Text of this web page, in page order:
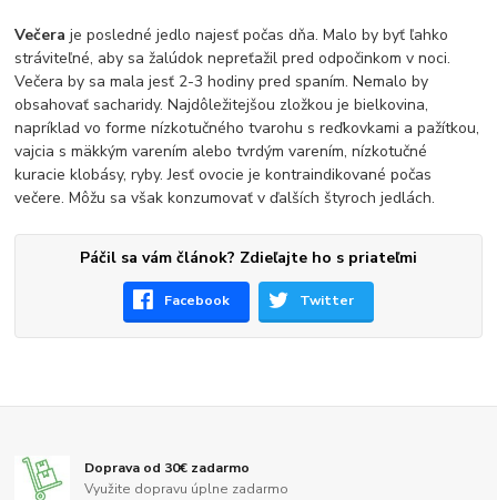
Večeraje posledné jedlo najesť počas dňa. Malo by byť ľahko
stráviteľné, aby sa žalúdok nepreťažil pred odpočinkom v noci.
Večera by sa mala jesť 2-3 hodiny pred spaním. Nemalo by
obsahovať sacharidy. Najdôležitejšou zložkou je bielkovina,
napríklad vo forme nízkotučného tvarohu s reďkovkami a pažítkou,
vajcia s mäkkým varením alebo tvrdým varením, nízkotučné
kuracie klobásy, ryby. Jesť ovocie je kontraindikované počas
večere. Môžu sa však konzumovať v ďalších štyroch jedlách.
Páčil sa vám článok? Zdieľajte ho s priateľmi
Facebook Twitter
Doprava od 30€ zadarmo
Využite dopravu úplne zadarmo